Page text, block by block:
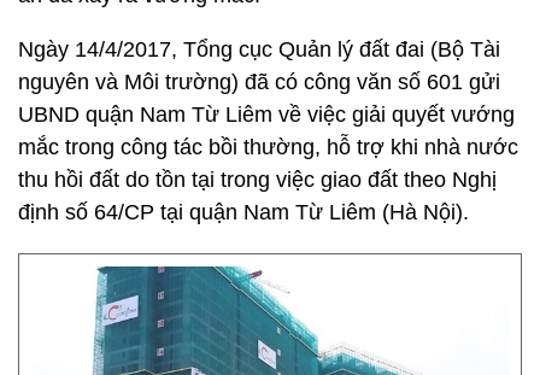
Ngày 14/4/2017, Tổng cục Quản lý đất đai (Bộ Tài
nguyên và Môi trường) đã có công văn số 601 gửi
UBND quận Nam Từ Liêm về việc giải quyết vướng
mắc trong công tác bồi thường, hỗ trợ khi nhà nước
thu hồi đất do tồn tại trong việc giao đất theo Nghị
định số 64/CP tại quận Nam Từ Liêm (Hà Nội).